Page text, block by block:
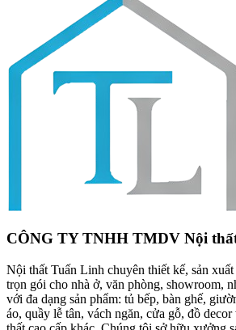
CÔNG TY TNHH TMDV Nội
Nội thất Tuấn Linh chuyên thiết kế, sản
trọn gói cho nhà ở, văn phòng, showroom,
với đa dạng sản phẩm: tủ bếp, bàn ghế,
áo, quầy lễ tân, vách ngăn, cửa gỗ, đồ